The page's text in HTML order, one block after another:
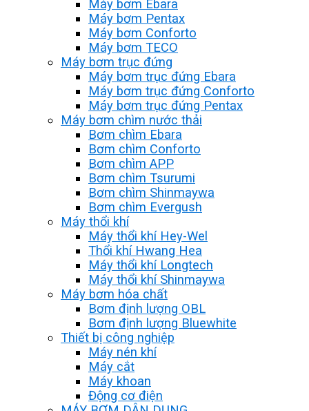
Máy bơm Ebara
Máy bơm Pentax
Máy bơm Conforto
Máy bơm TECO
Máy bơm trục đứng
Máy bơm trục đứng Ebara
Máy bơm trục đứng Conforto
Máy bơm trục đứng Pentax
Máy bơm chìm nước thải
Bơm chìm Ebara
Bơm chìm Conforto
Bơm chìm APP
Bơm chìm Tsurumi
Bơm chìm Shinmaywa
Bơm chìm Evergush
Máy thổi khí
Máy thổi khí Hey-Wel
Thổi khí Hwang Hea
Máy thổi khí Longtech
Máy thổi khí Shinmaywa
Máy bơm hóa chất
Bơm định lượng OBL
Bơm định lượng Bluewhite
Thiết bị công nghiệp
Máy nén khí
Máy cắt
Máy khoan
Động cơ điện